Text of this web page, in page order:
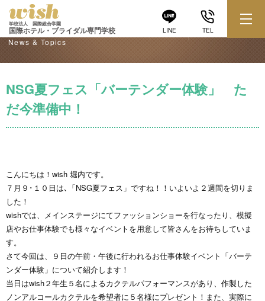
LINE TEL
学校法人 国際総合学園
国際ホテル・ブライダル専門学校
学校からのお知らせ
News & Topics
NSG夏フェス「バーテンダー体験」 た
だ今準備中！
こんにちは！wish 堀内です。
７月９･１０日は､「NSG夏フェス」ですね！！いよいよ２週間を切りま
した！
wishでは、メインステージにてファッションショーを行なったり、模擬
店やお仕事体験でも様々なイベントを用意して皆さんをお待ちしていま
す。
さて今回は、９日の午前・午後に行われるお仕事体験イベント「バーテ
ンダー体験」について紹介します！
当日はwish２年生５名によるカクテルパフォーマンスがあり、作製した
ノンアルコールカクテルを希望者に５名様にプレゼント！また、実際に